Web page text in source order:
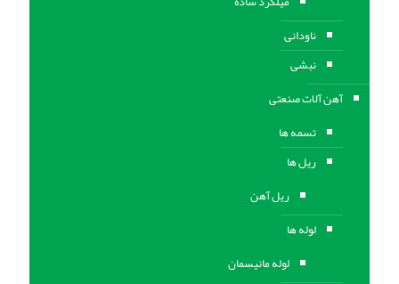
ناودانی
نبشی
آهن آلات صنعتی
تسمه ها
ریل ها
ریل آهن
لوله ها
لوله مانیسمان